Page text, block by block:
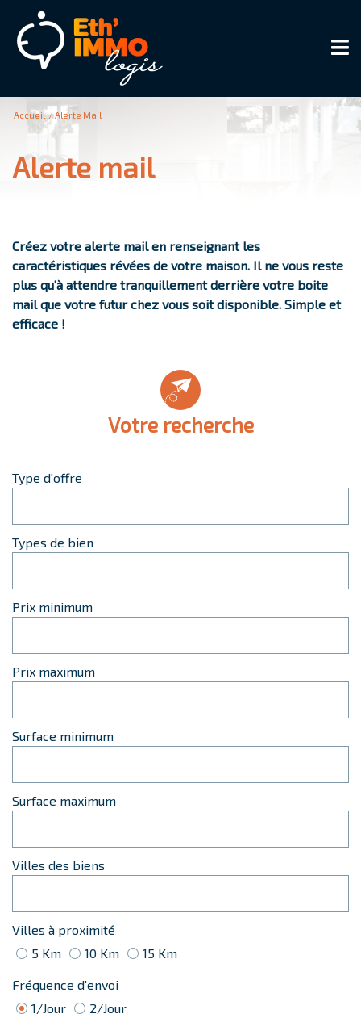
Accueil Alerte Mail
alerte mail
Créez votre alerte mail en renseignant les
caractéristiques révées de votre maison. Il ne vous reste
plus qu'à attendre tranquillement derrière votre boite
mail que votre futur chez vous soit disponible. Simple et
efficace !
votre recherche
Type d'offre
Types de bien
Prix minimum
Prix maximum
Surface minimum
Surface maximum
Villes des biens
Villes à proximité
5 Km
10 Km 15 Km
Fréquence d'envoi
1/Jour
2/Jour